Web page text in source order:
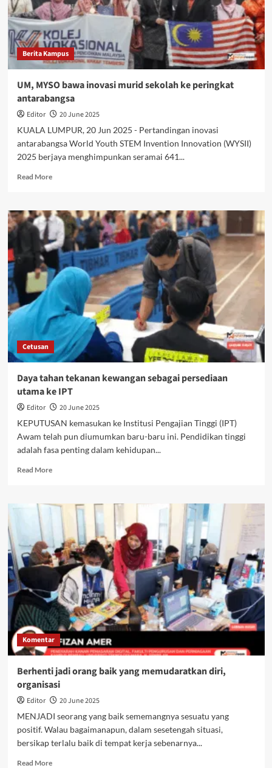
Berita Kampus
UM, MYSO bawa inovasi murid sekolah ke peringkat
antarabangsa
Editor
20 June 2025
KUALA LUMPUR, 20 Jun 2025 - Pertandingan inovasi
antarabangsa World Youth STEM Invention Innovation (WYSII)
2025 berjaya menghimpunkan seramai 641...
Read More
Cetusan
Daya tahan tekanan kewangan sebagai persediaan
utama ke IPT
Editor
20 June 2025
KEPUTUSAN kemasukan ke Institusi Pengajian Tinggi (IPT)
Awam telah pun diumumkan baru-baru ini. Pendidikan tinggi
adalah fasa penting dalam kehidupan...
Read More
Komentar
Berhenti jadi orang baik yang memudaratkan diri,
organisasi
Editor
20 June 2025
MENJADI seorang yang baik sememangnya sesuatu yang
positif. Walau bagaimanapun, dalam sesetengah situasi,
bersikap terlalu baik di tempat kerja sebenarnya...
Read More